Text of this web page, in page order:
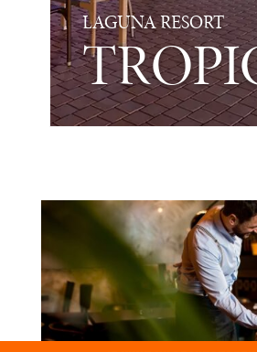
LAGUNA RESORT